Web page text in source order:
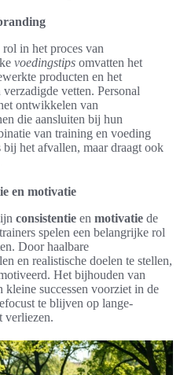
in het proces van
voedingstips omvatten het
producten en het
vetten. Personal
ontwikkelen van
die aansluiten bij hun
van training en voeding
bij het afvallen, maar draagt ook
en motivatie
consistentie en motivatie de
spelen een belangrijke rol
Door haalbare
en realistische doelen te stellen,
Het bijhouden van
successen voorziet in de
te blijven op lange-
verliezen.